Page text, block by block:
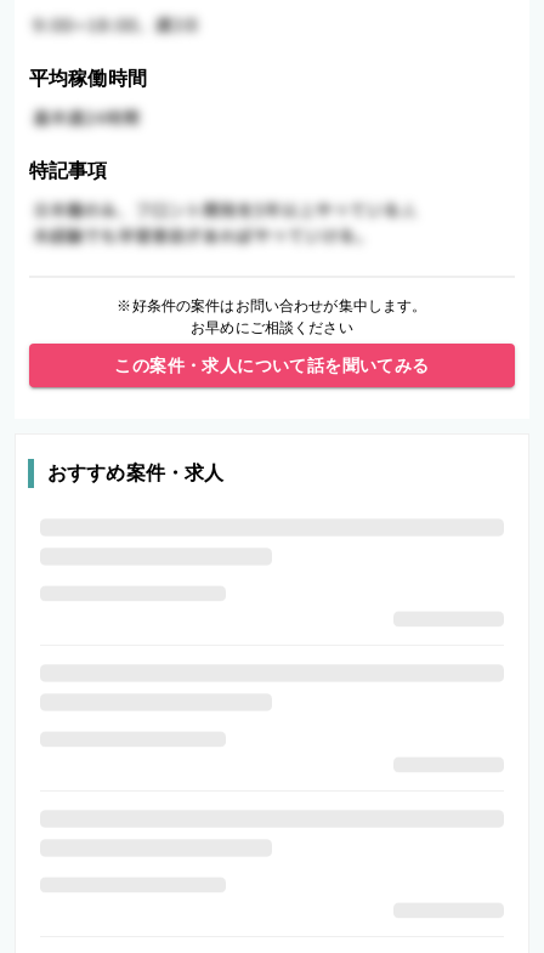
平均稼働時間
特記事項
※好条件の案件はお問い合わせが集中します。
お早めにご相談ください
この案件・求人について話を聞いてみる
おすすめ案件・求人